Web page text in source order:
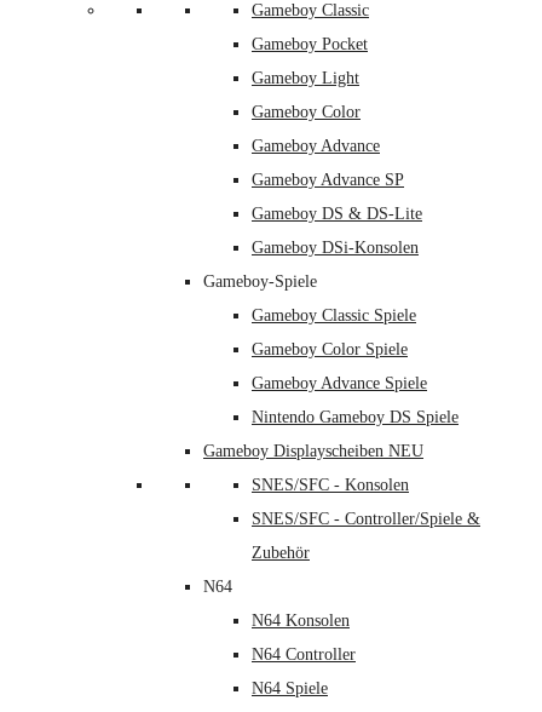
Gameboy Classic
Gameboy Pocket
Gameboy Light
Gameboy Color
Gameboy Advance
Gameboy Advance SP
Gameboy DS & DS-Lite
Gameboy DSi-Konsolen
Gameboy-Spiele
Gameboy Classic Spiele
Gameboy Color Spiele
Gameboy Advance Spiele
Nintendo Gameboy DS Spiele
Gameboy Displayscheiben NEU
SNES/SFC - Konsolen
SNES/SFC - Controller/Spiele &
Zubehör
N64
N64 Konsolen
N64 Controller
N64 Spiele